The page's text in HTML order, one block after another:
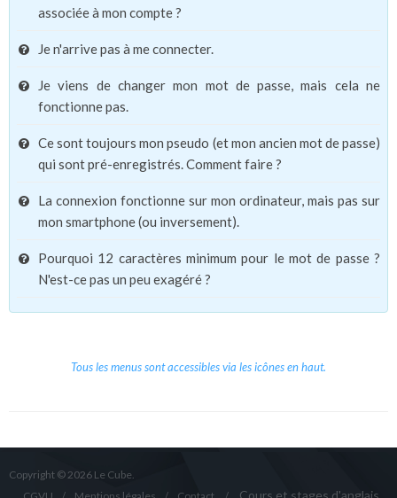
associée à mon compte ?
Je n'arrive pas à me connecter.
Je viens de changer mon mot de passe, mais cela ne
fonctionne pas.
Ce sont toujours mon pseudo (et mon ancien mot de passe)
qui sont pré-enregistrés. Comment faire ?
La connexion fonctionne sur mon ordinateur, mais pas sur
mon smartphone (ou inversement).
Pourquoi 12 caractères minimum pour le mot de passe ?
N'est-ce pas un peu exagéré ?
Tous les menus sont accessibles via les icônes en haut.
Copyright © 2026 Le Cube.
Cours et stages d'anglais